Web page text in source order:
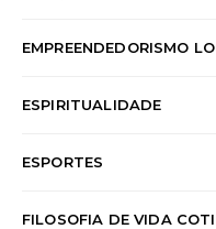
EMPREENDEDORISMO
ESPIRITUALIDADE
ESPORTES
FILOSOFIA DE VIDA